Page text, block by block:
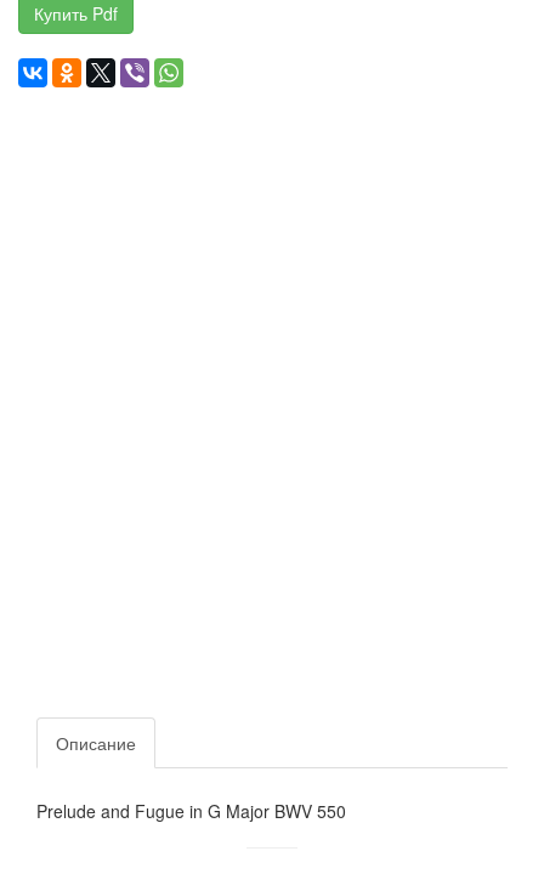
Купить Pdf
Описание
Prelude and Fugue in G Major BWV 550